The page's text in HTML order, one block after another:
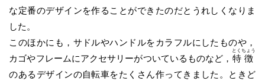
な定番のデザインを作ることができたのだとうれしくなりま
した。
このほかにも，サドルやハンドルをカラフルにしたものや，
カゴやフレームにアクセサリーがついているものなど， 特
とく
徴
ちょう
のあるデザインの自転車をたくさん作ってきました。ときど